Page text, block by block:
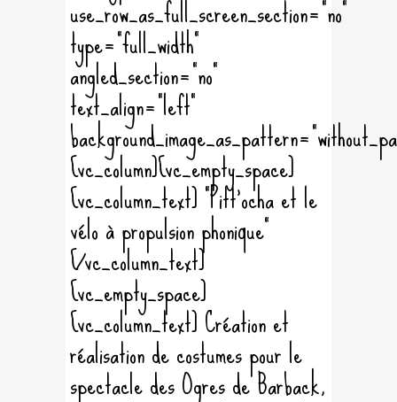
use_row_as_full_screen_section="no"
type="full_width"
angled_section="no"
text_align="left"
[vc_column][vc_empty_space]
[vc_column_text] "Pitt'ocha et le
vélo à propulsion phonique"
[/vc_column_text]
[vc_empty_space]
[vc_column_text] Création et
réalisation de costumes pour le
spectacle des Ogres de Barback,